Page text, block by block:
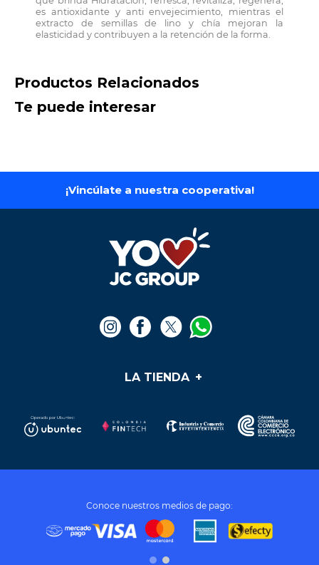
es antioxidante y anti envejecimiento, mientras el
extracto de semillas de lino y chía mejoran la
elasticidad y contribuyen a la retención de la forma.
Productos Relacionados
Te puede interesar
¡Vincúlate a nuestra cooperativa!
LA TIENDA +
Mis pedidos
Términos y condiciones
Tratamiento de datos personales
Conoce nuestros medios de pago: